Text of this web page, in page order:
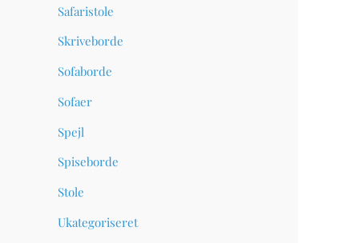
Safaristole
Skriveborde
Sofaborde
Sofaer
Spejl
Spiseborde
Stole
Ukategoriseret